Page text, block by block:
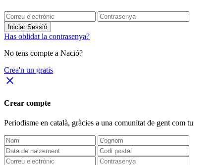
Iniciar Sessió
Has oblidat la contrasenya?
No tens compte a Nació?
Crea'n un gratis
close
Crear compte
Periodisme en català, gràcies a una comunitat de gent com tu